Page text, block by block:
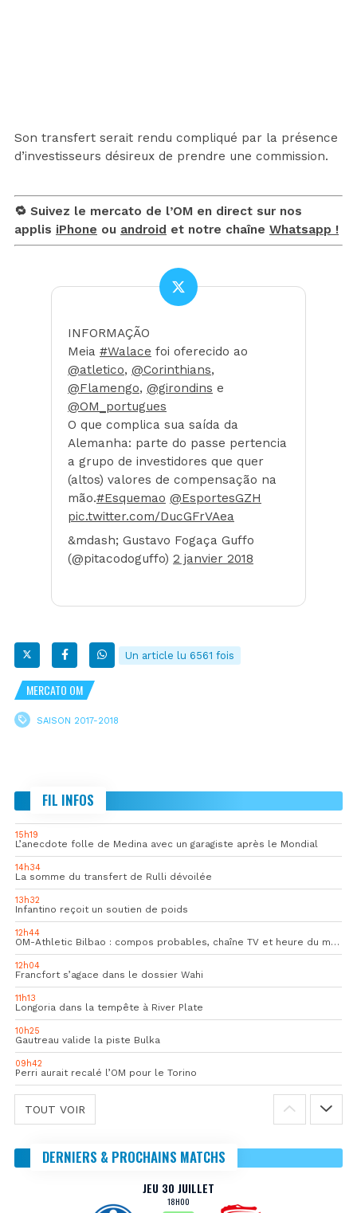
Son transfert serait rendu compliqué par la présence
d’investisseurs désireux de prendre une commission.
🔁 Suivez le mercato de l’OM en direct sur nos
applis iPhone ou android et notre chaîne Whatsapp !
INFORMAÇÃO
Meia #Walace foi oferecido ao
@atletico, @Corinthians,
@Flamengo, @girondins e
@OM_portugues
O que complica sua saída da
Alemanha: parte do passe pertencia
a grupo de investidores que quer
(altos) valores de compensação na
mão.#Esquemao @EsportesGZH
pic.twitter.com/DucGFrVAea
&mdash; Gustavo Fogaça Guffo
(@pitacodoguffo) 2 janvier 2018
Un article lu 6561 fois
MERCATO OM
SAISON 2017-2018
FIL INFOS
15h19
L’anecdote folle de Medina avec un garagiste après le Mondial
14h34
La somme du transfert de Rulli dévoilée
13h32
Infantino reçoit un soutien de poids
12h44
OM-Athletic Bilbao : compos probables, chaîne TV et heure du match
12h04
Francfort s’agace dans le dossier Wahi
11h13
Longoria dans la tempête à River Plate
10h25
Gautreau valide la piste Bulka
09h42
Perri aurait recalé l’OM pour le Torino
TOUT VOIR
DERNIERS & PROCHAINS MATCHS
JEU 30 JUILLET
18H00